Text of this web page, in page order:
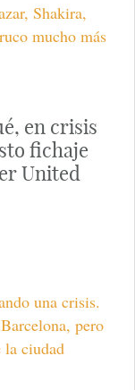
Shakira,
mucho más
en crisis
fichaje
United
una crisis.
pero
la ciudad